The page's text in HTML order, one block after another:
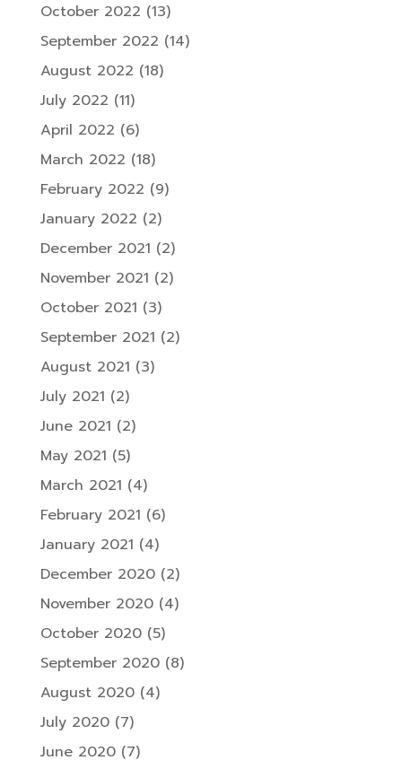
October 2022 (13)
September 2022 (14)
August 2022 (18)
July 2022 (11)
April 2022 (6)
March 2022 (18)
February 2022 (9)
January 2022 (2)
December 2021 (2)
November 2021 (2)
October 2021 (3)
September 2021 (2)
August 2021 (3)
July 2021 (2)
June 2021 (2)
May 2021 (5)
March 2021 (4)
February 2021 (6)
January 2021 (4)
December 2020(2)
November 2020(4)
October 2020(5)
September 2020(8)
August 2020(4)
July 2020(7)
June 2020(7)